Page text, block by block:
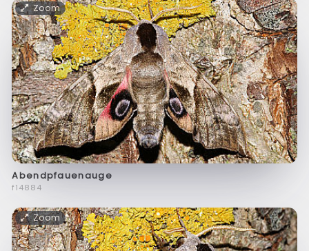
Zoom
Abendpfauenauge
f14884
Zoom